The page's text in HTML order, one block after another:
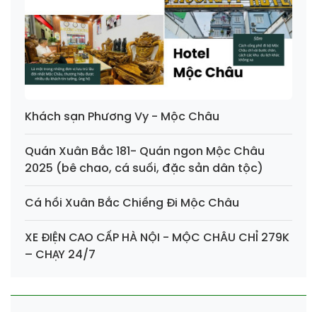
Khách sạn Phương Vy - Mộc Châu
Quán Xuân Bắc 181- Quán ngon Mộc Châu
2025 (bê chao, cá suối, đặc sản dân tộc)
Cá hồi Xuân Bắc Chiềng Đi Mộc Châu
XE ĐIỆN CAO CẤP HÀ NỘI - MỘC CHÂU CHỈ 279K
– CHẠY 24/7